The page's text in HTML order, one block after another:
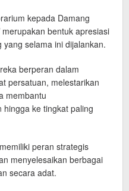
kepada Damang
bentuk apresiasi
selama ini dijalankan.
berperan dalam
persatuan, melestarikan
membantu
ke tingkat paling
peran strategis
menyelesaikan berbagai
secara adat.